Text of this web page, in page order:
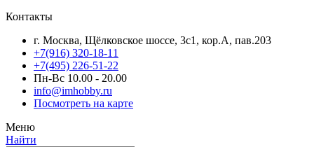
Контакты
г. Москва, Щёлковское шоссе, 3с1, кор.А, пав.203
+7(916) 320-18-11
+7(495) 226-51-22
Пн-Вс 10.00 - 20.00
info@imhobby.ru
Посмотреть на карте
Меню
Найти